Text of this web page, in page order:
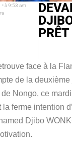
• à 9:53 am
face à la
de la
Nongo, ce
ferme intention
Djibo